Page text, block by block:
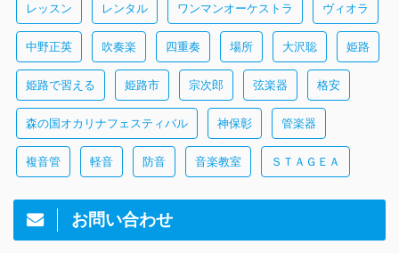
レッスン レンタル ワンマンオーケストラ ヴィオラ
中野正英 吹奏楽 四重奏 場所 大沢聡 姫路
姫路で習える 姫路市 宗次郎 弦楽器 格安
森の国オカリナフェスティバル 神保彰 管楽器
複音管 軽音 防音 音楽教室 ＳＴＡＧＥＡ
お問い合わせ